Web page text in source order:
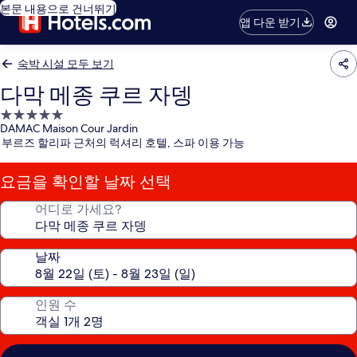
본문 내용으로 건너뛰기
앱 다운 받기
숙박 시설 모두 보기
다막 메종 쿠르 자뎅
5.0
성
급
숙
박
시
DAMAC Maison Cour Jardin
부르즈 할리파 근처의 럭셔리 호텔, 스파 이용 가능
요금을 확인할 날짜 선택
어디로 가세요?
날짜
인원 수